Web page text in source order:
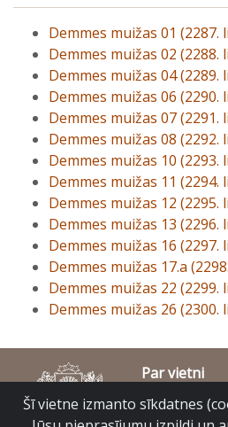
Demmes muižas 01 (2287.
Demmes muižas 02 (2288.
Demmes muižas 04 (2289.
Demmes muižas 06 (2290.
Demmes muižas 07 (2291.
Demmes muižas 08 (2292.
Demmes muižas 10 (2293.
Demmes muižas 11 (2294.
Demmes muižas 12 (2295.
Demmes muižas 13 (2296.
Demmes muižas 16 (2297.
Demmes muižas 17.a
Demmes muižas 22 (2299.
Demmes muižas 26 (2300.
Par vietni
© Latvijas Valsts
Šī vietne izmanto sīkdatnes